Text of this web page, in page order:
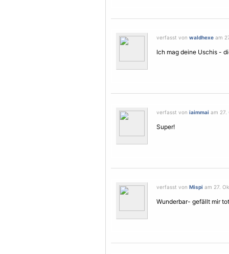
verfasst von waldhexe am
Ich mag deine Uschis -
verfasst von iaimmai am 27.
Super!
verfasst von Mispi am 27.
Wunderbar- gefällt mir